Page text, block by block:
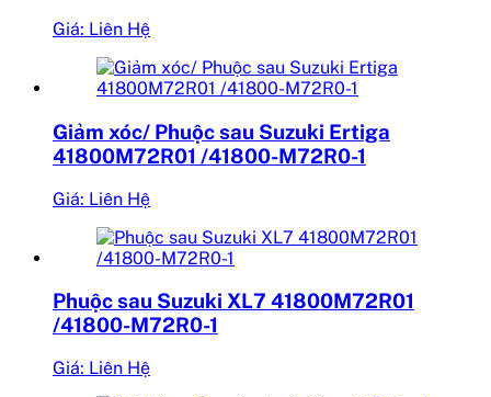
Giá: Liên Hệ
Giảm xóc/ Phuộc sau Suzuki Ertiga
41800M72R01 /41800-M72R0-1
Giá: Liên Hệ
Phuộc sau Suzuki XL7 41800M72R01
/41800-M72R0-1
Giá: Liên Hệ